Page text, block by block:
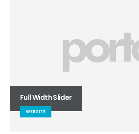
Full Width Slider
WEBSITE